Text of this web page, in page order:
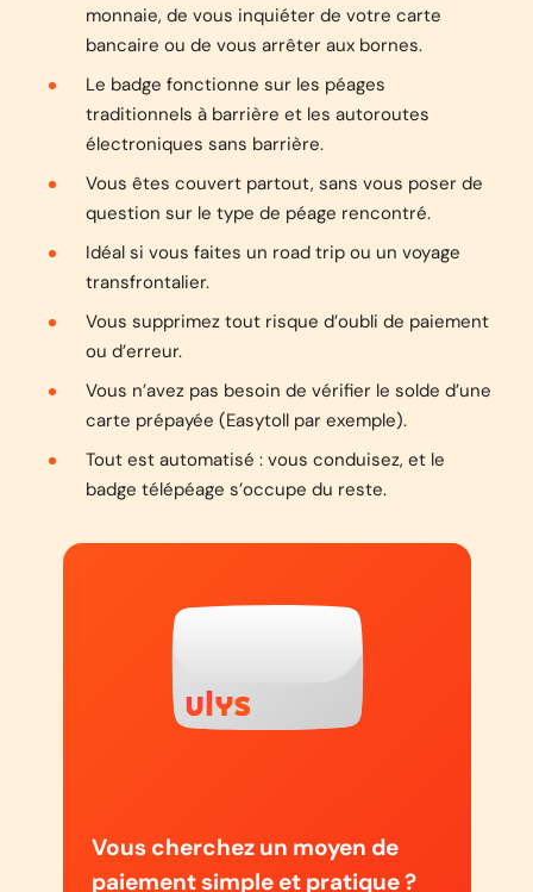
monnaie, de vous inquiéter de votre carte
bancaire ou de vous arrêter aux bornes.
Le badge fonctionne sur les péages
traditionnels à barrière et les autoroutes
électroniques sans barrière.
Vous êtes couvert partout, sans vous poser de
question sur le type de péage rencontré.
Idéal si vous faites un road trip ou un voyage
transfrontalier.
Vous supprimez tout risque d’oubli de paiement
ou d’erreur.
Vous n’avez pas besoin de vérifier le solde d’une
carte prépayée (Easytoll par exemple).
Tout est automatisé : vous conduisez, et le
badge télépéage s’occupe du reste.
Vous cherchez un moyen de
paiement simple et pratique ?